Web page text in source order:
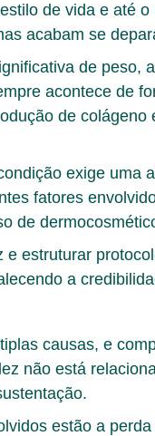
de vida e até
acabam se
de peso,
acontece de
de colágeno
exige uma
fatores
de
e estruturar
a
causas, e
não está
estão a